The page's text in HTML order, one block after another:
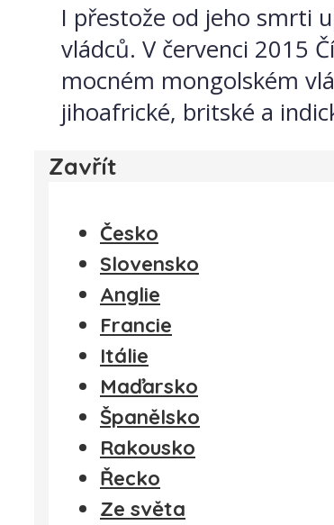
I přestože od jeho smrti
vládců. V červenci 2015
mocném mongolském
jihoafrické, britské a
Zavřít
Česko
Slovensko
Anglie
Francie
Itálie
Maďarsko
Španělsko
Rakousko
Řecko
Ze světa